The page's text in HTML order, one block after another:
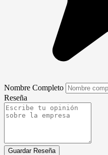
Nombre Completo
Reseña
Guardar Reseña